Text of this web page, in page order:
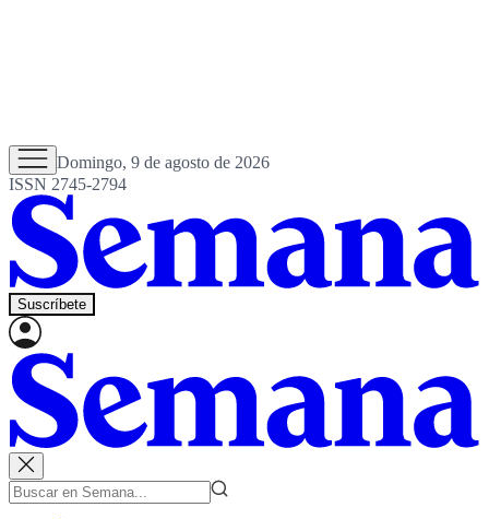
Domingo, 9 de agosto de 2026
ISSN 2745-2794
Suscríbete